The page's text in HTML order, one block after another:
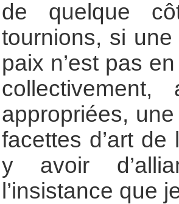
de quelque
tournions, si une
paix n’est pas
appropriées,
facettes d’art
y avoir
l’insistance que